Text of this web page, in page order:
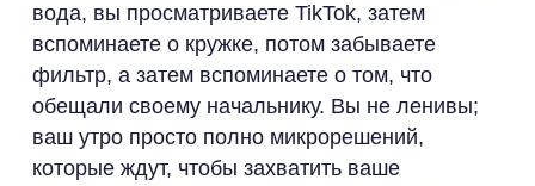
вода, вы просматриваете TikTok, затем
вспоминаете о кружке, потом забываете
фильтр, а затем вспоминаете о том, что
обещали своему начальнику. Вы не ленивы;
ваш утро просто полно микрорешений,
которые ждут, чтобы захватить ваше